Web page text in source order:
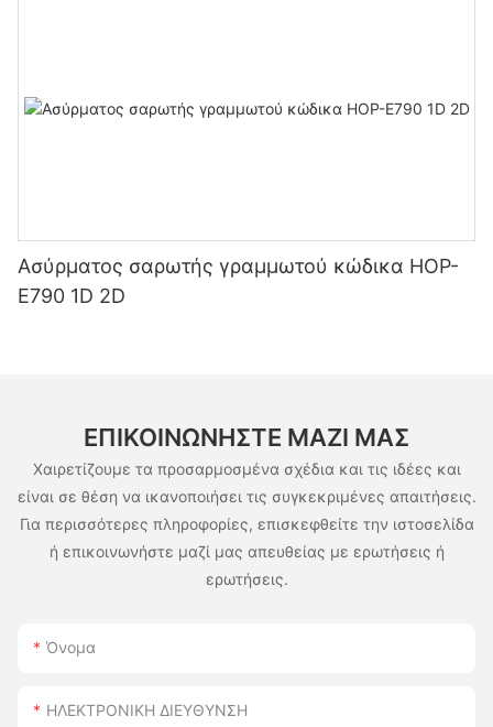
Ασύρματος σαρωτής γραμμωτού κώδικα HOP-
E790 1D 2D
ΕΠΙΚΟΙΝΩΝΉΣΤΕ ΜΑΖΊ ΜΑΣ
Χαιρετίζουμε τα προσαρμοσμένα σχέδια και τις ιδέες και
είναι σε θέση να ικανοποιήσει τις συγκεκριμένες απαιτήσεις.
Για περισσότερες πληροφορίες, επισκεφθείτε την ιστοσελίδα
ή επικοινωνήστε μαζί μας απευθείας με ερωτήσεις ή
ερωτήσεις.
Όνομα
ΗΛΕΚΤΡΟΝΙΚΗ ΔΙΕΥΘΥΝΣΗ